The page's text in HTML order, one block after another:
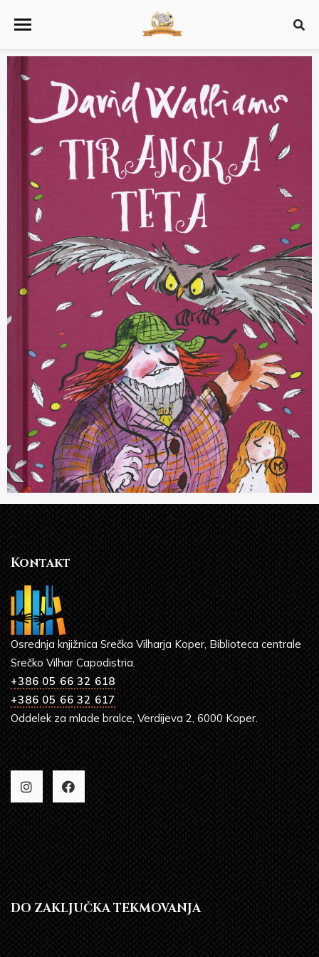
Kontakt
Osrednja knjižnica Srečka Vilharja Koper, Biblioteca centrale
Srečko Vilhar Capodistria.
+386 05 66 32 618
+386 05 66 32 617
Oddelek za mlade bralce, Verdijeva 2, 6000 Koper.
DO ZAKLJUČKA TEKMOVANJA